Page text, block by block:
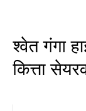
पूँजीबजार
अटो
श्वेत गंगा
कित्ता